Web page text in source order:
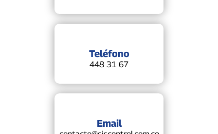
Teléfono
448 31 67
Email